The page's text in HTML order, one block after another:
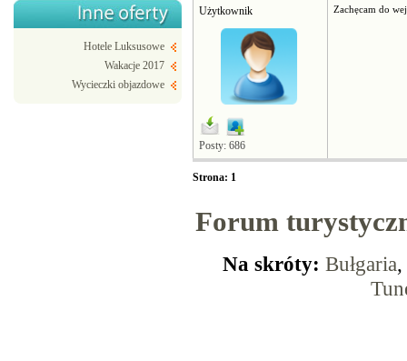
Hotele Luksusowe
Wakacje 2017
Wycieczki objazdowe
Użytkownik
Posty: 686
Zachęcam do
Strona: 1
Forum
Na skróty: Bułgaria